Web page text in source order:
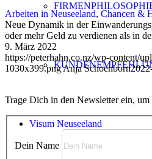
Visum Neuseeland
Arbeiten in Neuseeland, Chancen &
Neue Dynamik in der
oder mehr Geld zu verdienen als in
9. März 2022
https://peterhahn.co.nz/wp-content/
1030x399.pngAnja Schoenborn
Trage Dich in den Newsletter ein,
Dein Name